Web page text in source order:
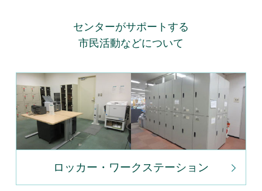
センターがサポートする
市民活動などについて
ロッカー・ワークステーション